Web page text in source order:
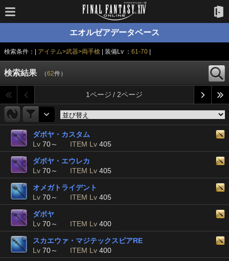
エオルゼアデータベース
検索条件：| アイテム>武器>両手槍 | 装備Lv ： 61-70|
検索結果 （62件）
1ページ / 2ページ
ダボヤ・カスタム
Lv 70～ ITEM Lv 405
ダボヤ・エウレカ
Lv 70～ ITEM Lv 405
オメガトライデント
Lv 70～ ITEM Lv 405
ダボヤ
Lv 70～ ITEM Lv 400
スカエウァ・マジテックスピアRE
Lv 70～ ITEM Lv 400